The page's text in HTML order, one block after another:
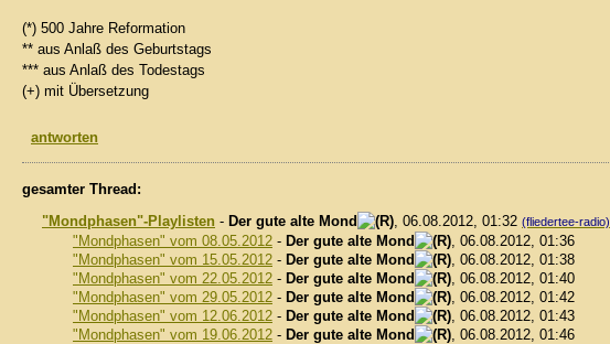
(*) 500 Jahre Reformation
** aus Anlaß des Geburtstags
*** aus Anlaß des Todestags
(+) mit Übersetzung
antworten
gesamter Thread:
"Mondphasen"-Playlisten - Der gute alte Mond , 06.08.2012, 01:32 (fliedertee-radio)
"Mondphasen" vom 08.05.2012 - Der gute alte Mond
, 06.08.2012, 01:36
"Mondphasen" vom 15.05.2012 - Der gute alte Mond
, 06.08.2012, 01:38
"Mondphasen" vom 22.05.2012 - Der gute alte Mond
, 06.08.2012, 01:40
"Mondphasen" vom 29.05.2012 - Der gute alte Mond
, 06.08.2012, 01:42
"Mondphasen" vom 12.06.2012 - Der gute alte Mond
, 06.08.2012, 01:43
"Mondphasen" vom 19.06.2012 - Der gute alte Mond
, 06.08.2012, 01:46